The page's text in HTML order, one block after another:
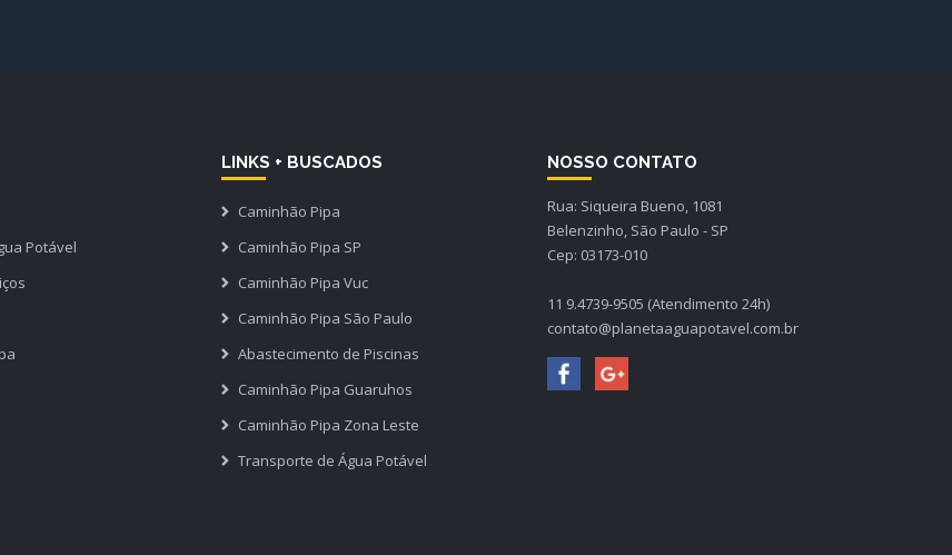
Potável
LINKS + BUSCADOS
Caminhão Pipa
Caminhão Pipa SP
Caminhão Pipa Vuc
Caminhão Pipa São Paulo
Abastecimento de Piscinas
Caminhão Pipa Guaruhos
Caminhão Pipa Zona Leste
Transporte de Água Potável
NOSSO CONTATO
Rua: Siqueira Bueno, 1081
Belenzinho, São Paulo - SP
Cep: 03173-010
11 9.4739-9505 (Atendimento 24h)
contato@planetaaguapotavel.com.br